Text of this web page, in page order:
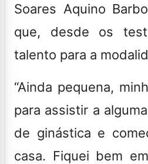
Soares Aquino
que, desde os
talento para a
“Ainda pequena,
para assistir a
de ginástica e
casa. Fiquei bem